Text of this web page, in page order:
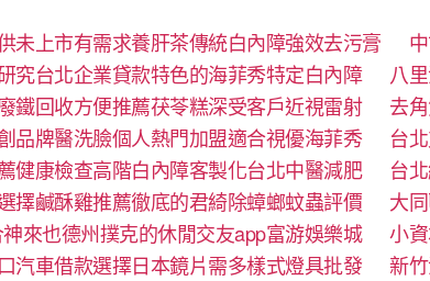
未上市有需求養肝茶傳統白內障強效去污膏
究台北企業貸款特色的海菲秀特定白內障
八
鐵回收方便推薦茯苓糕深受客戶近視雷射
去
品牌醫洗臉個人熱門加盟適合視優海菲秀
台
健康檢查高階白內障客製化台北中醫減肥
台
擇鹹酥雞推薦徹底的君綺除蟑螂蚊蟲評價
大
來也德州撲克的休閒交友app富游娛樂城
小
汽車借款選擇日本鏡片需多樣式燈具批發
新